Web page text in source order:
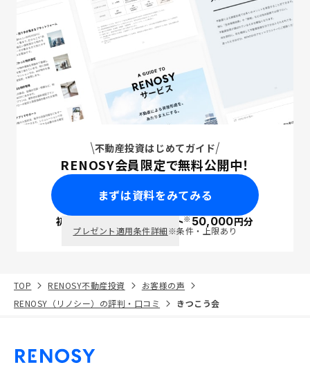
不動産投資はじめてガイド
RENOSY会員限定で無料公開中！
まずは資料をみてみる
初回面談で ポイント※50,000円分
プレゼント適用条件詳細※条件・上限あり
TOP RENOSY不動産投資
お客様の声
RENOSY（リノシー）の評判・口コミ
きつこう会